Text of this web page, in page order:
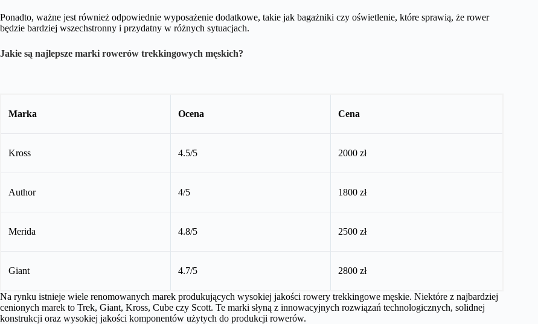
Ponadto, ważne jest również odpowiednie wyposażenie dodatkowe, takie jak bagażniki czy oświetlenie, które sprawią, że rower
będzie bardziej wszechstronny i przydatny w różnych sytuacjach.
Jakie są najlepsze marki rowerów trekkingowych męskich?
Marka Ocena Cena
Kross 4.5/5 2000 zł
Author 4/5 1800 zł
Merida 4.8/5 2500 zł
Giant 4.7/5 2800 zł
Na rynku istnieje wiele renomowanych marek produkujących wysokiej jakości rowery trekkingowe męskie. Niektóre z najbardziej
cenionych marek to Trek, Giant, Kross, Cube czy Scott. Te marki słyną z innowacyjnych rozwiązań technologicznych, solidnej
konstrukcji oraz wysokiej jakości komponentów użytych do produkcji rowerów.